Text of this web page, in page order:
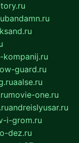
bandamn.ru
guard.ru
aalse.ru
movie-one.ru
andreislyusar.ru
i-grom.ru
dez.ru